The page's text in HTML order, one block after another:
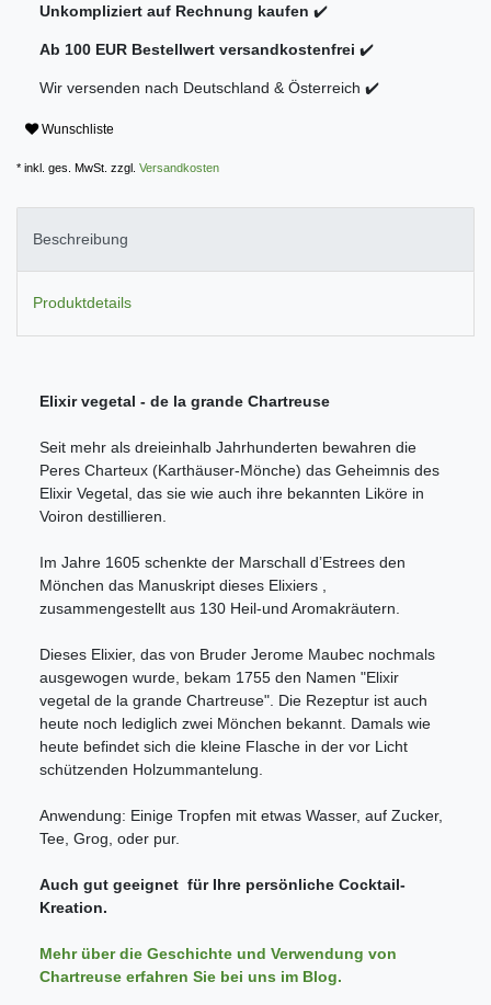
Unkompliziert auf Rechnung kaufen ✔️
Ab 100 EUR Bestellwert versandkostenfrei ✔️
Wir versenden nach Deutschland & Österreich ✔️
Wunschliste
* inkl. ges. MwSt. zzgl. Versandkosten
Beschreibung
Produktdetails
Elixir vegetal - de la grande Chartreuse
Seit mehr als dreieinhalb Jahrhunderten bewahren die
Peres Charteux (Karthäuser-Mönche) das Geheimnis des
Elixir Vegetal, das sie wie auch ihre bekannten Liköre in
Voiron destillieren.
Im Jahre 1605 schenkte der Marschall d’Estrees den
Mönchen das Manuskript dieses Elixiers ,
zusammengestellt aus 130 Heil-und Aromakräutern.
Dieses Elixier, das von Bruder Jerome Maubec nochmals
ausgewogen wurde, bekam 1755 den Namen "Elixir
vegetal de la grande Chartreuse". Die Rezeptur ist auch
heute noch lediglich zwei Mönchen bekannt. Damals wie
heute befindet sich die kleine Flasche in der vor Licht
schützenden Holzummantelung.
Anwendung: Einige Tropfen mit etwas Wasser, auf Zucker,
Tee, Grog, oder pur.
Auch gut geeignet für Ihre persönliche Cocktail-
Kreation.
Mehr über die Geschichte und Verwendung von
Chartreuse erfahren Sie bei uns im Blog.